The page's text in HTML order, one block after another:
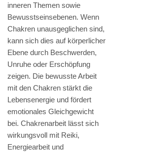
inneren Themen sowie
Bewusstseinsebenen. Wenn
Chakren unausgeglichen sind,
kann sich dies auf körperlicher
Ebene durch Beschwerden,
Unruhe oder Erschöpfung
zeigen. Die bewusste Arbeit
mit den Chakren stärkt die
Lebensenergie und fördert
emotionales Gleichgewicht
bei. Chakrenarbeit lässt sich
wirkungsvoll mit Reiki,
Energiearbeit und